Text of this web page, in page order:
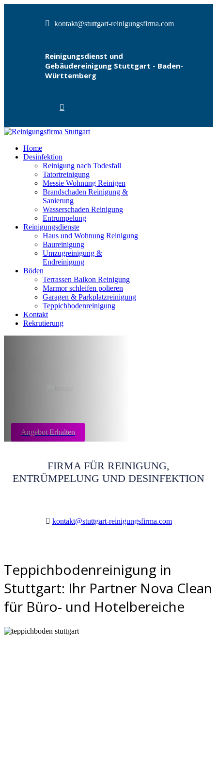
kontakt@stuttgart-reinigungsfirma.com
Reinigungsdienst und
Gebäudereinigung Stuttgart - Baden-
Württemberg
Home
Desinfektion
Reinigung nach Todesfall
Tatortreinigung
Messie Wohnung Reinigen
Brandschaden Reinigung &
Sanierung
Wasserschaden Reinigung
Entrumpelung
Reinigungsdienste
Haus und Wohnung Reinigung
Baureinigung
Umzugreinigung &
Endreinigung
Böden
Terrassen Balkon Reinigung
Marmor schleifen polieren
Garagen & Parkplatzreinigung
Teppichbodenreinigung
Kontakt
Rekrutierung
Angebot Erhalten
FIRMA FÜR REINIGUNG,
ENTRÜMPELUNG UND DESINFEKTION
kontakt@stuttgart-reinigungsfirma.com
Teppichbodenreinigung in
Stuttgart: Ihr Partner Nova Clean
für Büro- und Hotelbereiche